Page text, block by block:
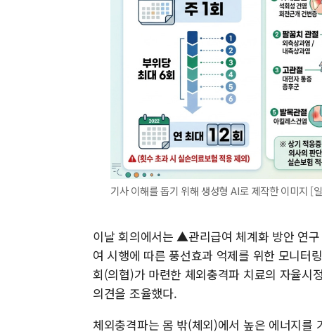
기사 이해를 돕기 위해 생성형 AI로 제작한 이미지 [
이날 회의에서는 ▲관리급여 체계화 방안 연
여 시행에 따른 풍선효과 억제를 위한 모니터
회(의협)가 마련한 체외충격파 치료의 자율시
의견을 조율했다.
체외충격파는 몸 밖(체외)에서 높은 에너지를